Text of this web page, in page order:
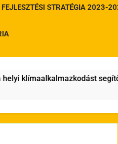
FEJLESZTÉSI STRATÉGIA 2023-
segítő